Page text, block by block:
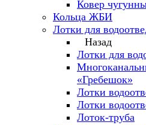
Ковер
Кольца ЖБИ
Лотки для
Назад
Лотки для
«Гребешок»
Лотки
Лотки
Лоток-труба